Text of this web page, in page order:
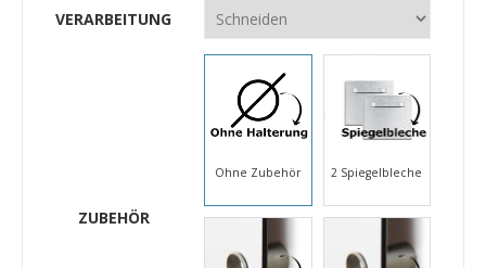
VERARBEITUNG
ZUBEHÖR
Ohne Zubehör 2 Spiegelbleche